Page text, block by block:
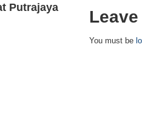
You must be
Putrajaya